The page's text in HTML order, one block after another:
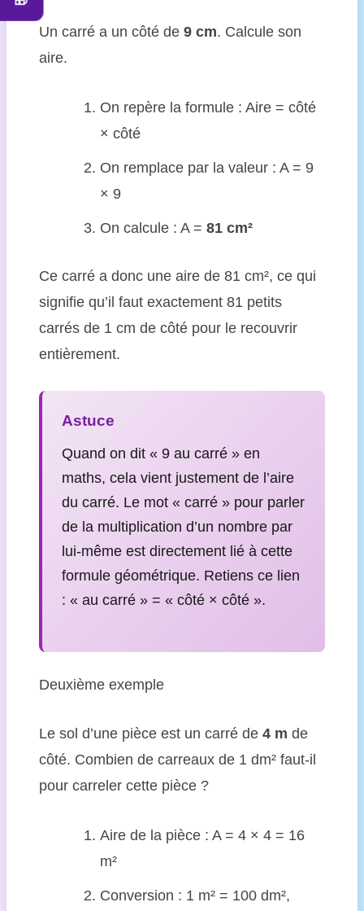
Un carré a un côté de 9 cm. Calcule son
aire.
On repère la formule : Aire = côté
× côté
On remplace par la valeur : A = 9
× 9
On calcule : A = 81 cm²
Ce carré a donc une aire de 81 cm², ce qui
signifie qu’il faut exactement 81 petits
carrés de 1 cm de côté pour le recouvrir
entièrement.
Astuce
Quand on dit « 9 au carré » en
maths, cela vient justement de l’aire
du carré. Le mot « carré » pour parler
de la multiplication d’un nombre par
lui-même est directement lié à cette
formule géométrique. Retiens ce lien
: « au carré » = « côté × côté ».
Deuxième exemple
Le sol d’une pièce est un carré de 4 m de
côté. Combien de carreaux de 1 dm² faut-il
pour carreler cette pièce ?
Aire de la pièce : A = 4 × 4 = 16
m²
Conversion : 1 m² = 100 dm²,